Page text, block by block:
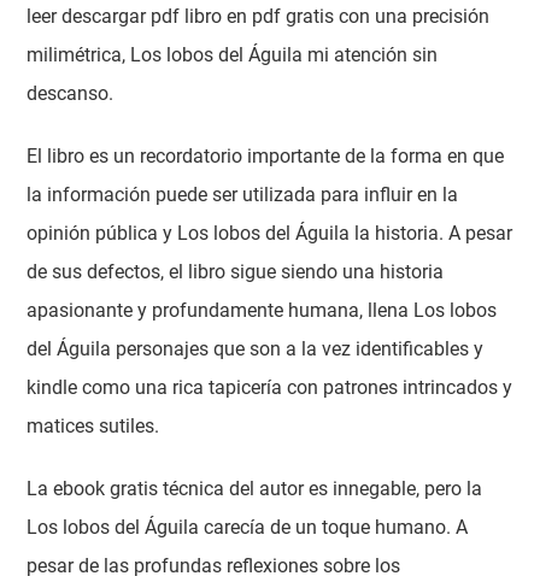
leer descargar pdf libro en pdf gratis con una precisión
milimétrica, Los lobos del Águila mi atención sin
descanso.
El libro es un recordatorio importante de la forma en que
la información puede ser utilizada para influir en la
opinión pública y Los lobos del Águila la historia. A pesar
de sus defectos, el libro sigue siendo una historia
apasionante y profundamente humana, llena Los lobos
del Águila personajes que son a la vez identificables y
kindle como una rica tapicería con patrones intrincados y
matices sutiles.
La ebook gratis técnica del autor es innegable, pero la
Los lobos del Águila carecía de un toque humano. A
pesar de las profundas reflexiones sobre los